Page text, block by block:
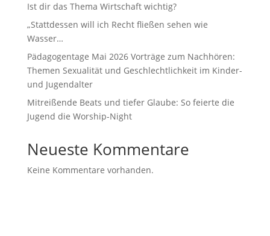
Ist dir das Thema Wirtschaft wichtig?
„Stattdessen will ich Recht fließen sehen wie
Wasser…
Pädagogentage Mai 2026 Vorträge zum Nachhören:
Themen Sexualität und Geschlechtlichkeit im Kinder-
und Jugendalter
Mitreißende Beats und tiefer Glaube: So feierte die
Jugend die Worship-Night
Neueste Kommentare
Keine Kommentare vorhanden.